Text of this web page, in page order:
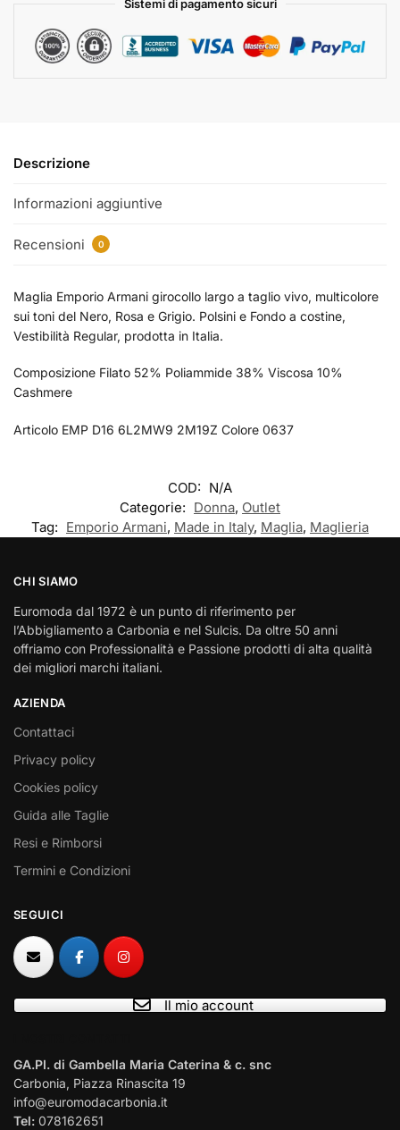
Sistemi di pagamento sicuri
Descrizione
Informazioni aggiuntive
Recensioni 0
Maglia Emporio Armani girocollo largo a taglio vivo, multicolore
sui toni del Nero, Rosa e Grigio. Polsini e Fondo a costine,
Vestibilità Regular, prodotta in Italia.
Composizione Filato 52% Poliammide 38% Viscosa 10%
Cashmere
Articolo EMP D16 6L2MW9 2M19Z Colore 0637
COD: N/A
Categorie: Donna, Outlet
Tag: Emporio Armani, Made in Italy, Maglia, Maglieria
CHI SIAMO
Euromoda dal 1972 è un punto di riferimento per
l’Abbigliamento a Carbonia e nel Sulcis. Da oltre 50 anni
offriamo con Professionalità e Passione prodotti di alta qualità
dei migliori marchi italiani.
AZIENDA
Contattaci
Privacy policy
Cookies policy
Guida alle Taglie
Resi e Rimborsi
Termini e Condizioni
SEGUICI
Il mio account
GA.PI. di Gambella Maria Caterina & c. snc
Carbonia, Piazza Rinascita 19
info@euromodacarbonia.it
Tel: 078162651